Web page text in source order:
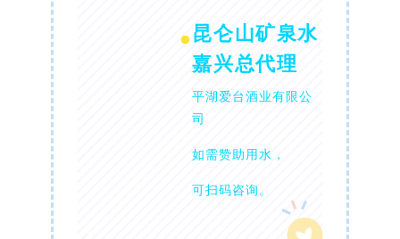
昆仑山矿泉水
嘉兴总代理
平湖爱台酒业有限公
司
如需赞助用水，
可扫码咨询。